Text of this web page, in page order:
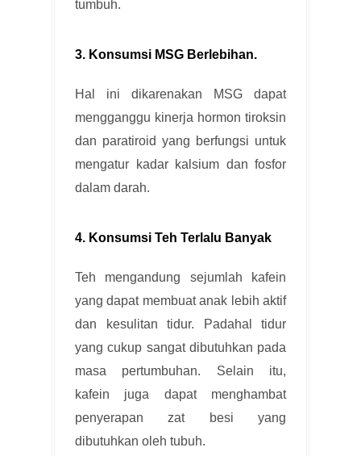
tumbuh.
3. Konsumsi MSG Berlebihan.
Hal ini dikarenakan MSG dapat
mengganggu kinerja hormon tiroksin
dan paratiroid yang berfungsi untuk
mengatur kadar kalsium dan fosfor
dalam darah.
4. Konsumsi Teh Terlalu Banyak
Teh mengandung sejumlah kafein
yang dapat membuat anak lebih aktif
dan kesulitan tidur. Padahal tidur
yang cukup sangat dibutuhkan pada
masa pertumbuhan. Selain itu,
kafein juga dapat menghambat
penyerapan zat besi yang
dibutuhkan oleh tubuh.